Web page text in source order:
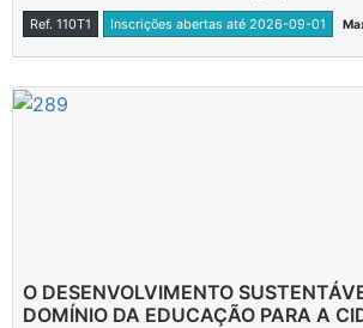
Ref. 110T1 Inscrições abertas até 2026-09-01
O DESENVOLVIMENTO
DOMÍNIO DA EDUCAÇÃO PARA A